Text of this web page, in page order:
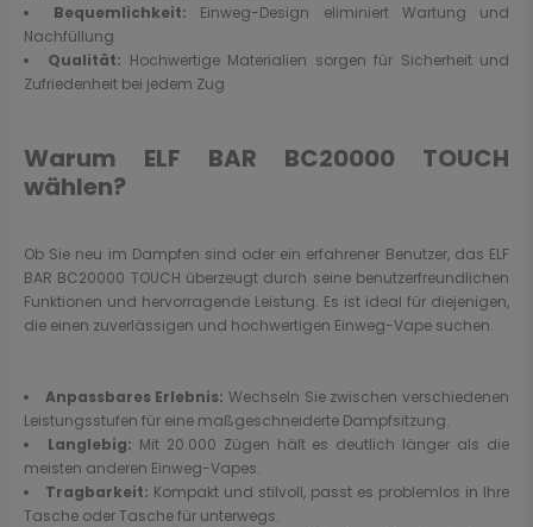
Bequemlichkeit: Einweg-Design eliminiert Wartung und
Nachfüllung
Qualität: Hochwertige Materialien sorgen für Sicherheit und
Zufriedenheit bei jedem Zug
Warum ELF BAR BC20000 TOUCH
wählen?
Ob Sie neu im Dampfen sind oder ein erfahrener Benutzer, das ELF
BAR BC20000 TOUCH überzeugt durch seine benutzerfreundlichen
Funktionen und hervorragende Leistung. Es ist ideal für diejenigen,
die einen zuverlässigen und hochwertigen Einweg-Vape suchen.
Anpassbares Erlebnis:Wechseln Sie zwischen verschiedenen
Leistungsstufen für eine maßgeschneiderte Dampfsitzung.
Langlebig: Mit 20.000 Zügen hält es deutlich länger als die
meisten anderen Einweg-Vapes.
Tragbarkeit: Kompakt und stilvoll, passt es problemlos in Ihre
Tasche oder Tasche für unterwegs.